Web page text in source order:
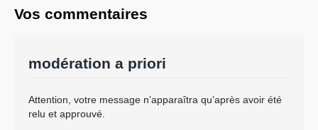
Vos commentaires
modération a priori
Attention, votre message n’apparaîtra qu’après avoir été
relu et approuvé.